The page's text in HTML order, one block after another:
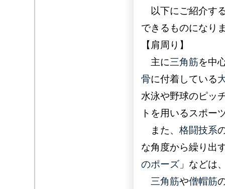
以下にご紹介す
できるものになり
【肩周り】
主に三角筋を中
骨に付着している
水泳や野球のピッ
トを用いるスポー
また、 格闘技系
な角度から繰り出
のポーズ 」などは
三角筋や僧帽筋